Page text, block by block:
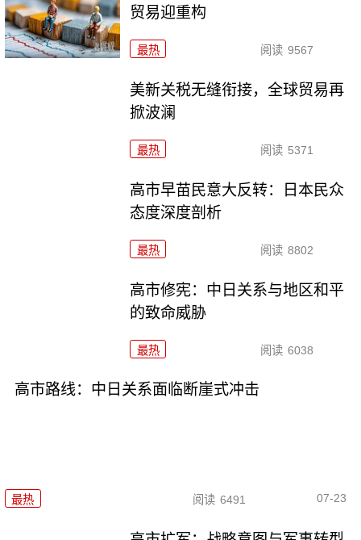
贸易迎重构
最热 阅读 9567
美新关税无缝衔接，全球贸易再
掀波澜
最热 阅读 5371
高市早苗民意大反转：日本民众
态度深度剖析
最热 阅读 8802
高市修宪：中日关系与地区和平
的致命威胁
最热 阅读 6038
高市路线：中日关系面临断崖式冲击
最热 阅读 6491 07-23